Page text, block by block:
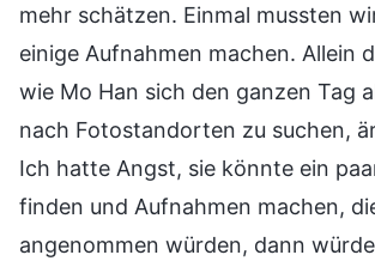
mehr schätzen. Einmal mussten
einige Aufnahmen machen. Allein
wie Mo Han sich den ganzen Tag
nach Fotostandorten zu suchen,
Ich hatte Angst, sie könnte ein
finden und Aufnahmen machen,
angenommen würden, dann